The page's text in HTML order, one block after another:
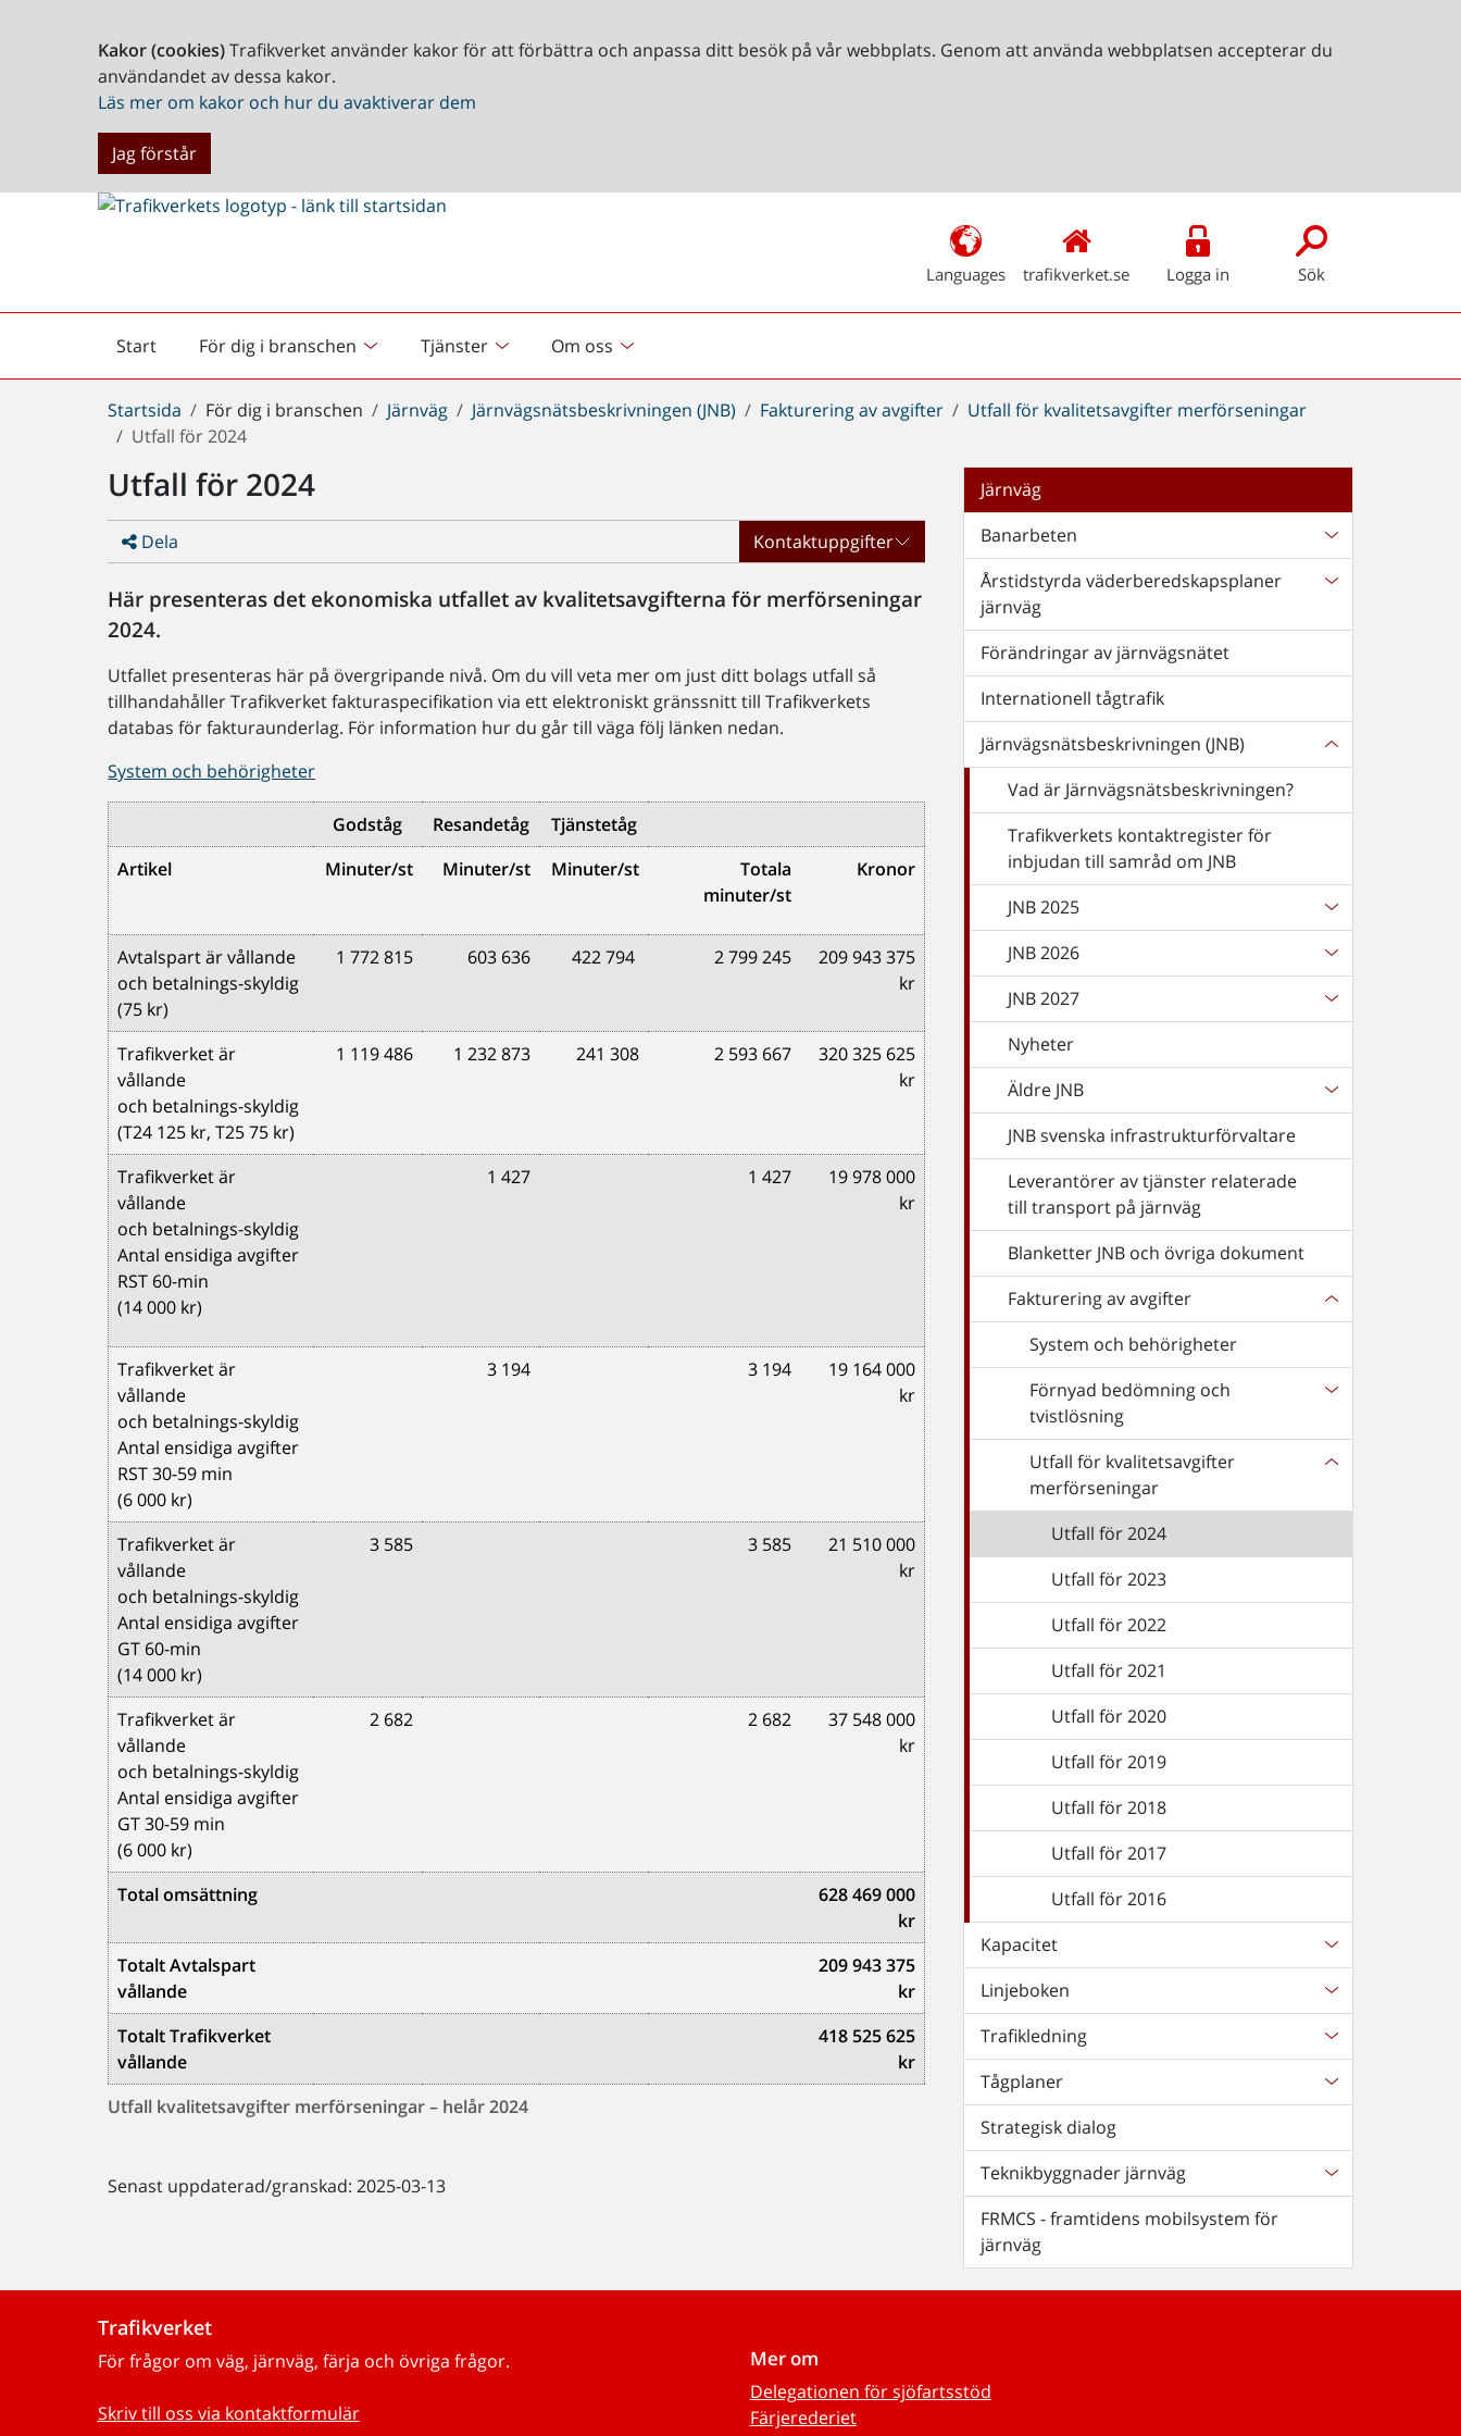
Kakor (cookies)Trafikverket använder kakor för att förbättra och anpassa ditt besök på vår webbplats. Genom att använda webbplatsen accepterar du
användandet av dessa kakor.
Läs mer om kakor och hur du avaktiverar dem
Jag förstår
Languages trafikverket.se Logga in Sök
Start
Startsida För dig i branschen Tjänster Om oss
Du
är
Startsida För dig i branschen Järnväg Järnvägsnätsbeskrivningen (JNB) Fakturering av avgifter
Utfall för kvalitetsavgifter merförseningar
Utfall för 2024
Utfall för 2024
Dela Kontaktuppgifter
Här presenteras det ekonomiska utfallet av kvalitetsavgifterna för merförseningar
2024.
Utfallet presenteras här på övergripande nivå. Om du vill veta mer om just ditt bolags utfall så
tillhandahåller Trafikverket fakturaspecifikation via ett elektroniskt gränssnitt till Trafikverkets
databas för fakturaunderlag. För information hur du går till väga följ länken nedan.
System och behörigheter
Utfall kvalitetsavgifter merförseningar – helår 2024
Godståg Resandetåg
Tjänstetåg
Artikel
Minuter/st Minuter/st Minuter/st
Totala
minuter/st
Kronor
Avtalspart är vållande
och betalnings-skyldig
(75 kr)
1 772 815 603 636 422 794 2 799 245
209 943 375
kr
Trafikverket är
vållande
och betalnings-skyldig
(T24 125 kr, T25 75 kr)
1 119 486 1 232 873 241 308 2 593 667
320 325 625
kr
Trafikverket är
vållande
och betalnings-skyldig
Antal ensidiga avgifter
RST 60-min
(14 000 kr)
1 427 1 427
19 978 000
kr
Trafikverket är
vållande
och betalnings-skyldig
Antal ensidiga avgifter
RST 30-59 min
(6 000 kr)
3 194 3 194
19 164 000
kr
Trafikverket är
vållande
och betalnings-skyldig
Antal ensidiga avgifter
GT 60-min
(14 000 kr)
3 585 3 585
21 510 000
kr
Trafikverket är
vållande
och betalnings-skyldig
Antal ensidiga avgifter
GT 30-59 min
(6 000 kr)
2 682 2 682
37 548 000
kr
Total omsättning
628 469 000
kr
Totalt Avtalspart
vållande
209 943 375
kr
Totalt Trafikverket
vållande
418 525 625
kr
Senast uppdaterad/granskad: 2025-03-13
Järnväg
Banarbeten
Årstidstyrda väderberedskapsplaner
järnväg
Förändringar av järnvägsnätet
Internationell tågtrafik
Järnvägsnätsbeskrivningen (JNB)
Vad är Järnvägsnätsbeskrivningen?
Trafikverkets kontaktregister för
inbjudan till samråd om JNB
JNB 2025
JNB 2026
JNB 2027
Nyheter
Äldre JNB
JNB svenska infrastrukturförvaltare
Leverantörer av tjänster relaterade
till transport på järnväg
Blanketter JNB och övriga dokument
Fakturering av avgifter
System och behörigheter
Förnyad bedömning och
tvistlösning
Utfall för kvalitetsavgifter
merförseningar
Utfall för 2024
Utfall för 2023
Utfall för 2022
Utfall för 2021
Utfall för 2020
Utfall för 2019
Utfall för 2018
Utfall för 2017
Utfall för 2016
Kapacitet
Linjeboken
Trafikledning
Tågplaner
Strategisk dialog
Teknikbyggnader järnväg
FRMCS - framtidens mobilsystem för
järnväg
Trafikverket
För frågor om väg, järnväg, färja och övriga frågor.
Skriv till oss via kontaktformulär
Mer om
Delegationen för sjöfartsstöd
Färjerederiet